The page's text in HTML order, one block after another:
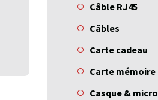
Câble RJ45
Câbles
Carte cadeau
Carte mémoire
Casque & micro